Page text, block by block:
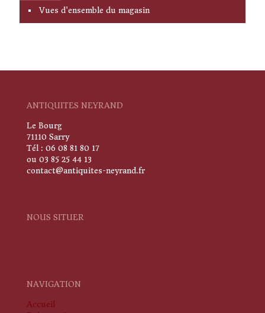
Vues d'ensemble du magasin
ANTIQUITES NEYRAND
Le Bourg
71110 Sarry
Tél : 06 08 81 80 17
ou 03 85 25 44 13
contact@antiquites-neyrand.fr
NOUS SITUER
NAVIGATION
Accueil